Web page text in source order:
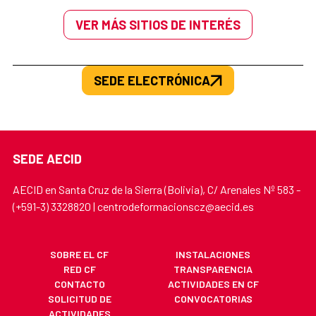
VER MÁS SITIOS DE INTERÉS
SEDE ELECTRÓNICA
SEDE AECID
AECID en Santa Cruz de la Sierra (Bolivia), C/ Arenales Nº 583 -
(+591-3) 3328820 | centrodeformacionscz@aecid.es
SOBRE EL CF
INSTALACIONES
RED CF
TRANSPARENCIA
CONTACTO
ACTIVIDADES EN CF
SOLICITUD DE
CONVOCATORIAS